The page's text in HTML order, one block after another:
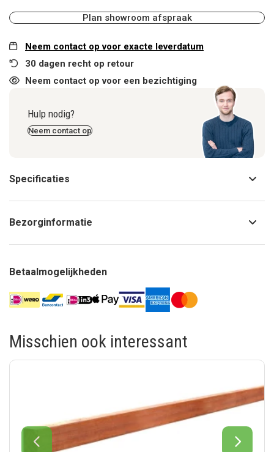
Plan showroom afspraak
Neem contact op voor exacte leverdatum
30 dagen recht op retour
Neem contact op voor een bezichtiging
Hulp nodig?
Neem contact op
Specificaties
Bezorginformatie
Betaalmogelijkheden
Misschien ook interessant